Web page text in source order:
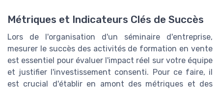
Métriques et Indicateurs Clés de Succès
Lors de l'organisation d'un séminaire d'entreprise,
mesurer le succès des activités de formation en vente
est essentiel pour évaluer l'impact réel sur votre équipe
et justifier l'investissement consenti. Pour ce faire, il
est crucial d'établir en amont des métriques et des